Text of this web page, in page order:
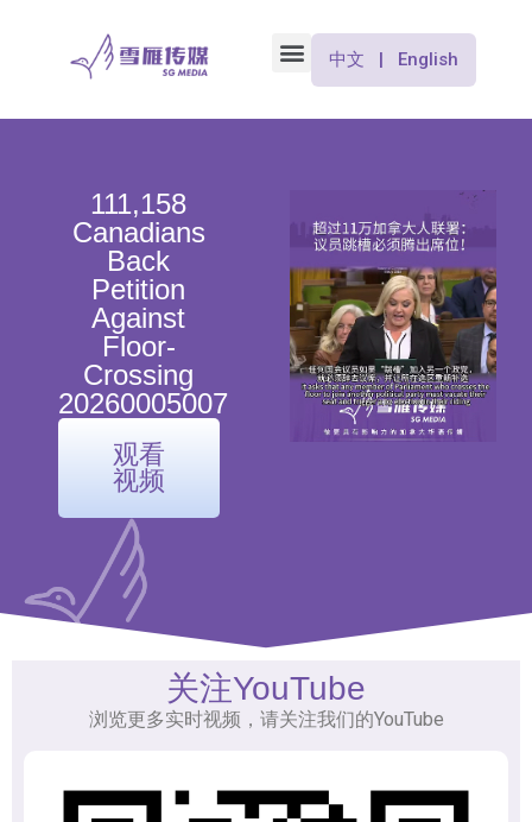
中文 | English
111,158
Canadians
Back
Petition
Against
Floor-
Crossing
20260005007
观看
视频
关注YouTube
浏览更多实时视频，请关注我们的YouTube